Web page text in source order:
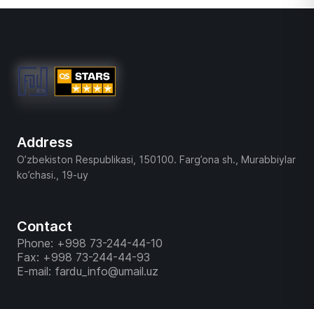
Address
O’zbekiston Respublikasi, 150100. Farg’ona sh., Murabbiylar
ko’chasi., 19-uy
Contact
Phone: +998 73-244-44-10
Fax: +998 73-244-44-93
E-mail: fardu_info@umail.uz